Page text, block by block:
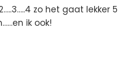
zo het gaat lekker 5
ik ook!